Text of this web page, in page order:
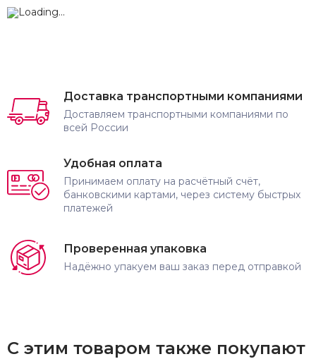
Доставка транспортными компаниями
Доставляем транспортными компаниями по
всей России
Удобная оплата
Принимаем оплату на расчётный счёт,
банковскими картами, через систему быстрых
платежей
Проверенная упаковка
Надёжно упакуем ваш заказ перед отправкой
С этим товаром также покупают